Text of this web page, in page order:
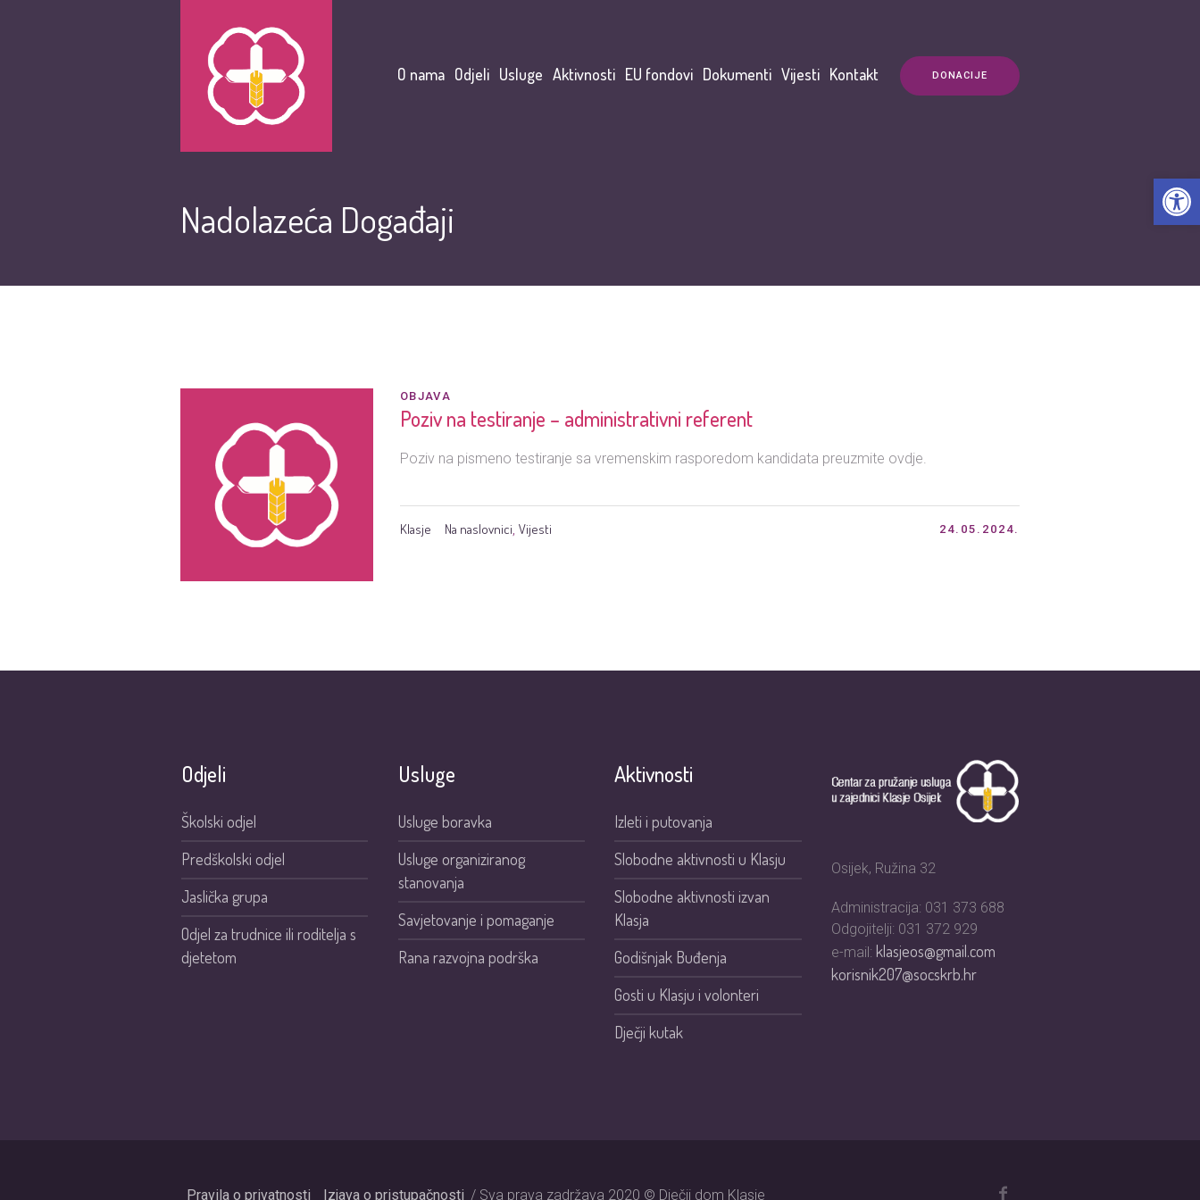
DONACIJE
O nama Odjeli Usluge Aktivnosti EU fondovi Dokumenti Vijesti Kontakt
Nadolazeća Događaji
OBJAVA
Poziv na testiranje – administrativni referent
Poziv na pismeno testiranje sa vremenskim rasporedom kandidata preuzmite ovdje.
Klasje Na naslovnici,Vijesti 24.05.2024.
Odjeli
Školski odjel
Predškolski odjel
Jaslička grupa
Odjel za trudnice ili roditelja s
djetetom
Usluge
Usluge boravka
Usluge organiziranog
stanovanja
Savjetovanje i pomaganje
Rana razvojna podrška
Aktivnosti
Izleti i putovanja
Slobodne aktivnosti u Klasju
Slobodne aktivnosti izvan
Klasja
Godišnjak Buđenja
Gosti u Klasju i volonteri
Dječji kutak
Osijek, Ružina 32
Administracija: 031 373 688
Odgojitelji: 031 372 929
e-mail: klasjeos@gmail.com
korisnik207@socskrb.hr
Pravila o privatnosti Izjava o pristupačnosti / Sva prava zadržava 2020 © Dječji dom Klasje